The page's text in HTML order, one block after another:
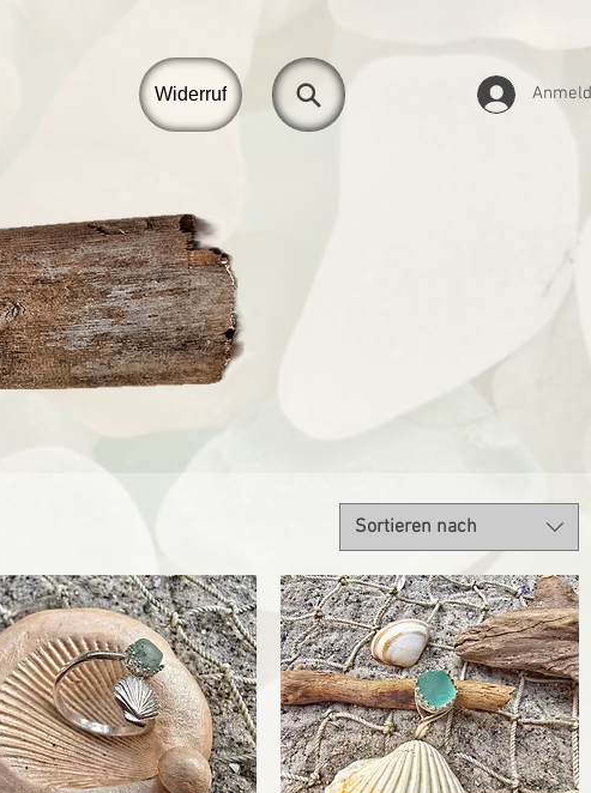
Widerruf
Sortieren nach